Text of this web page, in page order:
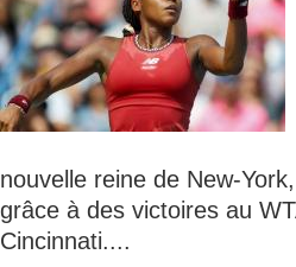
nouvelle reine de New-
grâce à des victoires au
Cincinnati....